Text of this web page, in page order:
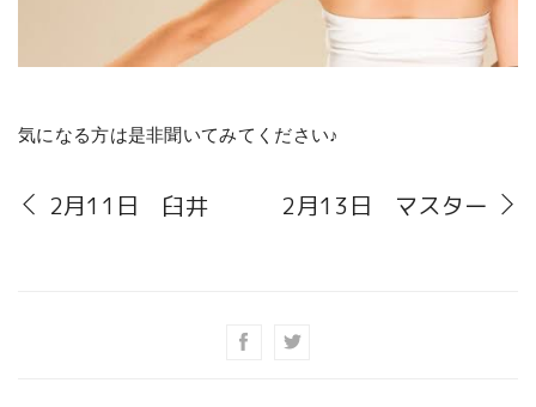
気になる方は是非聞いてみてください♪
2月11日 臼井 2月13日 マスター